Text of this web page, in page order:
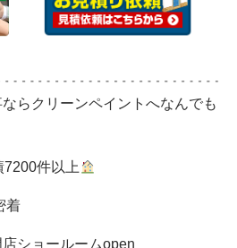
らクリーンペイントへなんでも
件以上
着
ショールームopen